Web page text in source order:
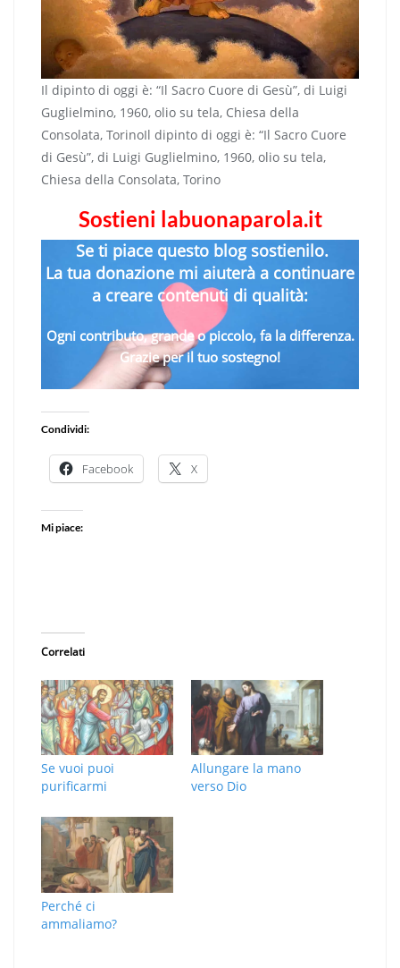
Il dipinto di oggi è: “Il Sacro Cuore di Gesù”, di Luigi
Guglielmino, 1960, olio su tela, Chiesa della
Consolata, TorinoIl dipinto di oggi è: “Il Sacro Cuore
di Gesù”, di Luigi Guglielmino, 1960, olio su tela,
Chiesa della Consolata, Torino
Sostieni labuonaparola.it
Se ti piace questo blog sostienilo.
La tua donazione mi aiuterà a continuare
a creare contenuti di qualità:
Ogni contributo, grande o piccolo, fa la differenza.
Grazie per il tuo sostegno!
Condividi:
Facebook X
Mi piace:
Correlati
Se vuoi puoi
purificarmi
Allungare la mano
verso Dio
Perché ci
ammaliamo?